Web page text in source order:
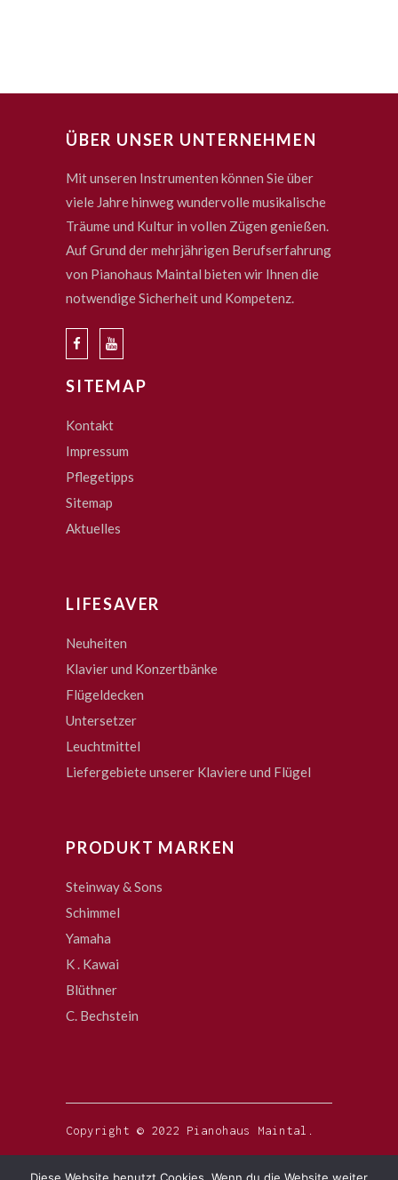
ÜBER UNSER UNTERNEHMEN
Mit unseren Instrumenten können Sie über
viele Jahre hinweg wundervolle musikalische
Träume und Kultur in vollen Zügen genießen.
Auf Grund der mehrjährigen Berufserfahrung
von Pianohaus Maintal bieten wir Ihnen die
notwendige Sicherheit und Kompetenz.
SITEMAP
Kontakt
Impressum
Pflegetipps
Sitemap
Aktuelles
LIFESAVER
Neuheiten
Klavier und Konzertbänke
Flügeldecken
Untersetzer
Leuchtmittel
Liefergebiete unserer Klaviere und Flügel
PRODUKT MARKEN
Steinway & Sons
Schimmel
Yamaha
K . Kawai
Blüthner
C. Bechstein
Copyright © 2022 Pianohaus Maintal.